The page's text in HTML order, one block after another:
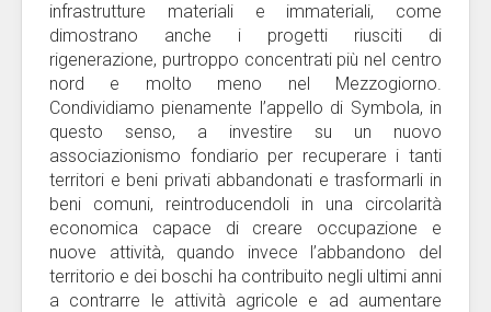
infrastrutture materiali e immateriali, come
dimostrano anche i progetti riusciti di
rigenerazione, purtroppo concentrati più nel centro
nord e molto meno nel Mezzogiorno.
Condividiamo pienamente l’appello di Symbola, in
questo senso, a investire su un nuovo
associazionismo fondiario per recuperare i tanti
territori e beni privati abbandonati e trasformarli in
beni comuni, reintroducendoli in una circolarità
economica capace di creare occupazione e
nuove attività, quando invece l’abbandono del
territorio e dei boschi ha contribuito negli ultimi anni
a contrarre le attività agricole e ad aumentare